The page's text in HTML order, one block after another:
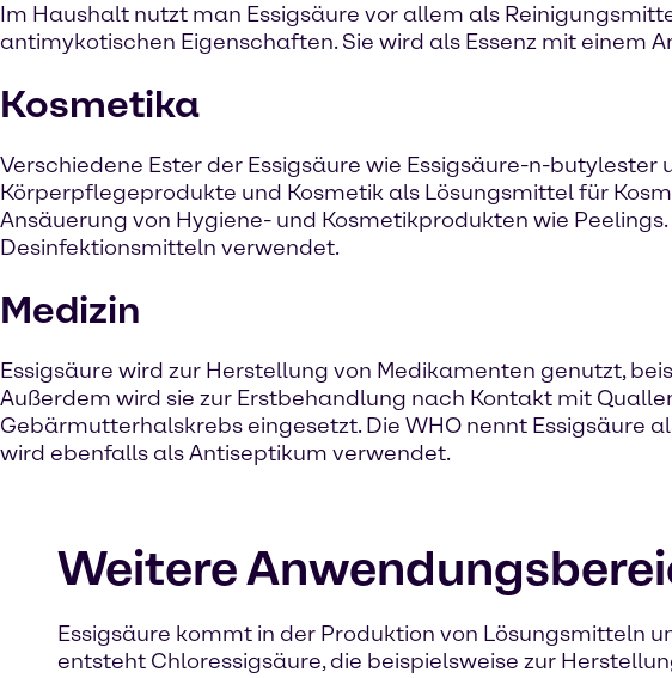
Im Haushalt nutzt man Essigsäure vor allem als
antimykotischen Eigenschaften. Sie wird als Essenz mit einem
Kosmetika
Verschiedene Ester der Essigsäure wie Essigsäure-n-
Körperpflegeprodukte und Kosmetik als Lösungsmittel für
Ansäuerung von Hygiene- und Kosmetikprodukten wie
Desinfektionsmitteln verwendet.
Medizin
Essigsäure wird zur Herstellung von Medikamenten genutzt,
Außerdem wird sie zur Erstbehandlung nach Kontakt mit
Gebärmutterhalskrebs eingesetzt. Die WHO nennt Essigsäure
wird ebenfalls als Antiseptikum verwendet.
Weitere
Essigsäure kommt in der Produktion von Lösungsmitteln
entsteht Chloressigsäure, die beispielsweise zur